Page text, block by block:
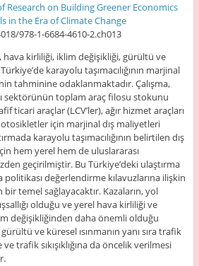
Research on Building Greener Economics
in the Era of Climate Change
978-1-6684-4610-2.ch013
hava kirliliği, iklim değişikliği, gürültü ve
Türkiye’de karayolu taşımacılığının marjinal
tahminine odaklanmaktadır. Çalışma,
sektörünün toplam araç filosu stokunu
ticari araçlar (LCV’ler), ağır hizmet araçları
için marjinal dış maliyetleri
karayolu taşımacılığının belirtilen dış
hem yerel hem de uluslararası
geçirilmiştir. Bu Türkiye’deki ulaştırma
politikası değerlendirme kılavuzlarına ilişkin
bir temel sağlayacaktır. Kazaların, yol
olduğu ve yerel hava kirliliği ve
değişikliğinden daha önemli olduğu
ve küresel ısınmanın yanı sıra trafik
trafik sıkışıklığına da öncelik verilmesi